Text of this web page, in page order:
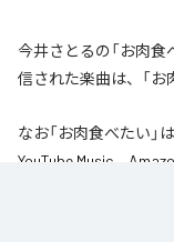
今井さとるの「お肉
信された楽曲は、「お
なお「お肉食べたい 」
YouTube Music